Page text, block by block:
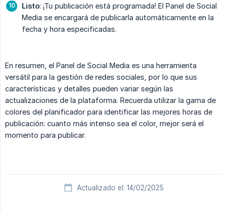
Listo: ¡Tu publicación está programada! El Panel de Social
Media se encargará de publicarla automáticamente en la
fecha y hora especificadas.
En resumen, el Panel de Social Media es una herramienta
versátil para la gestión de redes sociales, por lo que sus
características y detalles pueden variar según las
actualizaciones de la plataforma. Recuerda utilizar la gama de
colores del planificador para identificar las mejores horas de
publicación: cuanto más intenso sea el color, mejor será el
momento para publicar.
Actualizado el: 14/02/2025